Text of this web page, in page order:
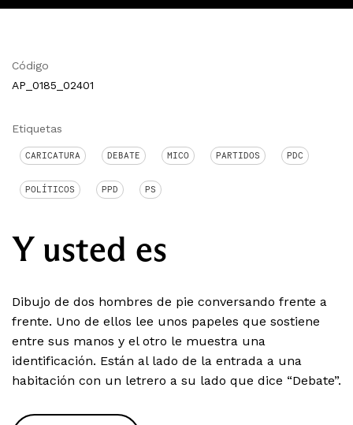
Código
AP_0185_02401
Etiquetas
CARICATURA DEBATE MICO PARTIDOS PDC
POLÍTICOS PPD PS
Y usted es
Dibujo de dos hombres de pie conversando frente a
frente. Uno de ellos lee unos papeles que sostiene
entre sus manos y el otro le muestra una
identificación. Están al lado de la entrada a una
habitación con un letrero a su lado que dice “Debate”.